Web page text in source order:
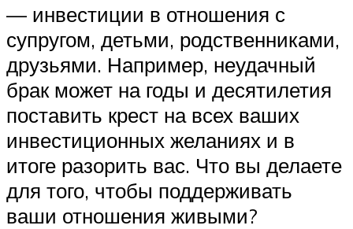
— инвестиции в отношения с
супругом, детьми, родственниками,
друзьями. Например, неудачный
брак может на годы и десятилетия
поставить крест на всех ваших
инвестиционных желаниях и в
итоге разорить вас. Что вы делаете
для того, чтобы поддерживать
ваши отношения живыми?